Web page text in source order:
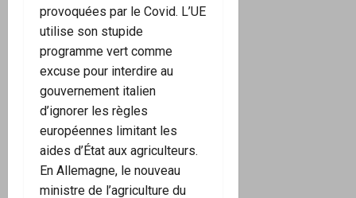
provoquées par le Covid. L’UE
utilise son stupide
programme vert comme
excuse pour interdire au
gouvernement italien
d’ignorer les règles
européennes limitant les
aides d’État aux agriculteurs.
En Allemagne, le nouveau
ministre de l’agriculture du